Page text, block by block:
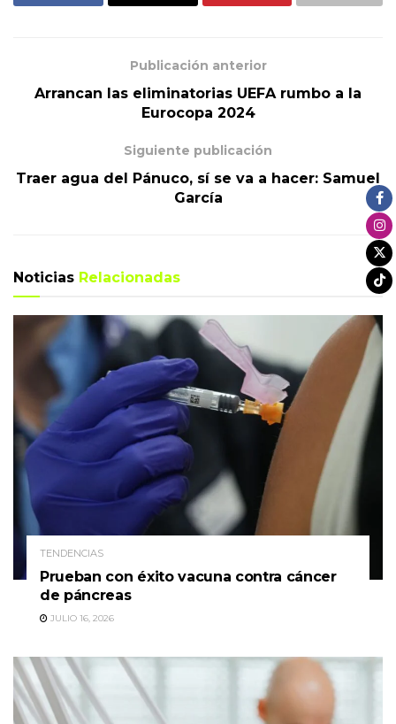
Publicación anterior
Arrancan las eliminatorias UEFA rumbo a la
Eurocopa 2024
Siguiente publicación
Traer agua del Pánuco, sí se va a hacer: Samuel
García
Noticias Relacionadas
TENDENCIAS
Prueban con éxito vacuna contra cáncer
de páncreas
JULIO 16, 2026